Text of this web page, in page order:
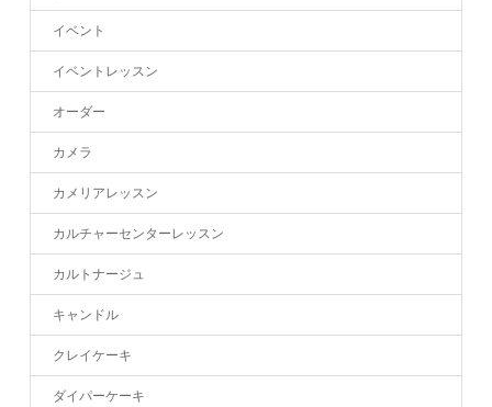
イベント
イベントレッスン
オーダー
カメラ
カメリアレッスン
カルチャーセンターレッスン
カルトナージュ
キャンドル
クレイケーキ
ダイパーケーキ